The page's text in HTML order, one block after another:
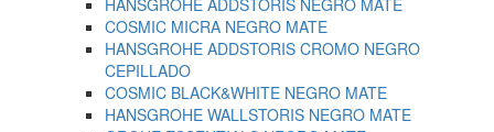
COSMIC MICRA NEGRO MATE
HANSGROHE ADDSTORIS CROMO NEGRO
CEPILLADO
COSMIC BLACK&WHITE NEGRO MATE
HANSGROHE WALLSTORIS NEGRO MATE